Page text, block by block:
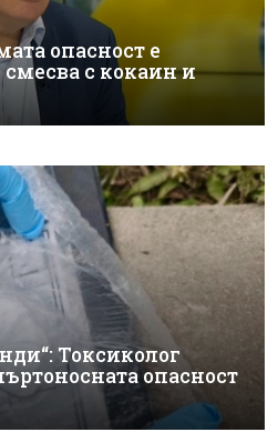
опасност е
с кокаин и
Токсиколог
опасност